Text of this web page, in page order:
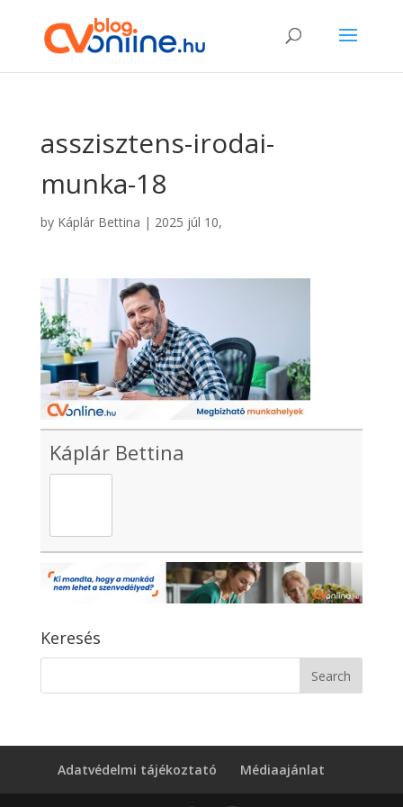
asszisztens-irodai-
munka-18
by Káplár Bettina | 2025 júl 10,
Káplár Bettina
Keresés
Adatvédelmi tájékoztató Médiaajánlat